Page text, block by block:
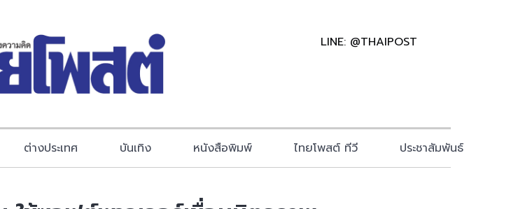
LINE: @THAIPOST
ต่างประเทศ บันเทิง หนังสือพิมพ์ ไทยโพสต์ ทีวี ประชาสัมพันธ์